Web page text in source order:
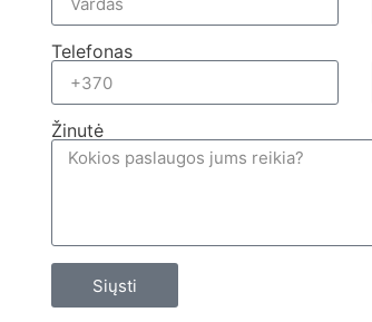
Telefonas
Žinutė
Siųsti